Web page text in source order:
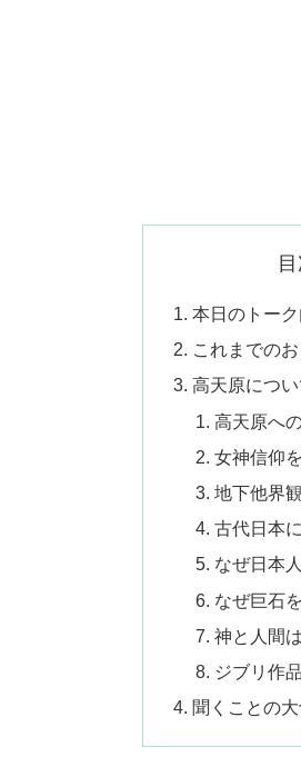
本日のトー
これまでの
高天原につ
高天原へ
女神信仰
地下他界
古代日本
なぜ日本
なぜ巨石
神と人間
ジブリ作
聞くことの